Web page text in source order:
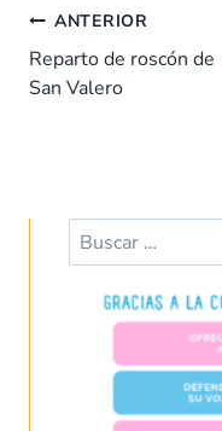
b
o
o
s
A
p
dI
ANTERIOR
Reparto de roscón de
San Valero